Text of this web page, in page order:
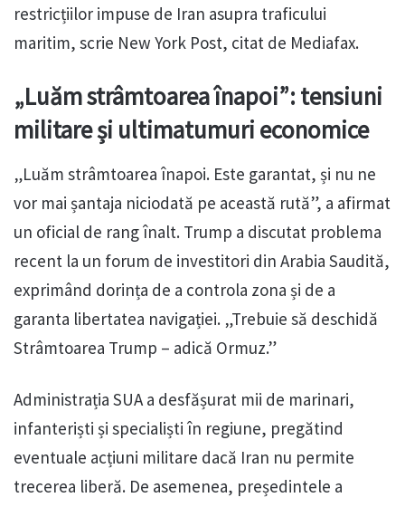
restricțiilor impuse de Iran asupra traficului
maritim, scrie New York Post, citat de Mediafax.
„Luăm strâmtoarea înapoi”: tensiuni
militare și ultimatumuri economice
„Luăm strâmtoarea înapoi. Este garantat, și nu ne
vor mai șantaja niciodată pe această rută”, a afirmat
un oficial de rang înalt. Trump a discutat problema
recent la un forum de investitori din Arabia Saudită,
exprimând dorința de a controla zona și de a
garanta libertatea navigației. „Trebuie să deschidă
Strâmtoarea Trump – adică Ormuz.”
Administrația SUA a desfășurat mii de marinari,
infanteriști și specialiști în regiune, pregătind
eventuale acțiuni militare dacă Iran nu permite
trecerea liberă. De asemenea, președintele a